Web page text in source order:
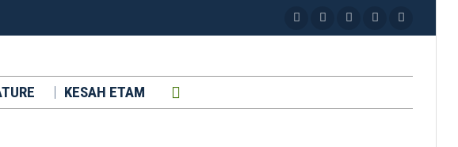
KESAH ETAM